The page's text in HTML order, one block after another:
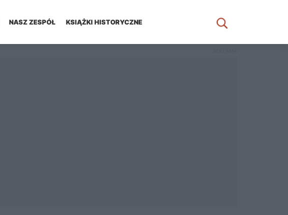
NASZ ZESPÓŁ KSIĄŻKI HISTORYCZNE